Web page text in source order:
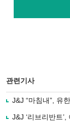
관련기사
J&J “마침내”, 유
J&J ‘리브리반트’,